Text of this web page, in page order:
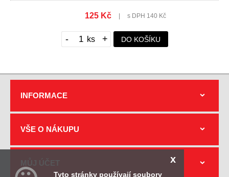
125 Kč s DPH 140 Kč
- + DO KOŠÍKU
INFORMACE
VŠE O NÁKUPU
x
Tyto stránky používají soubory